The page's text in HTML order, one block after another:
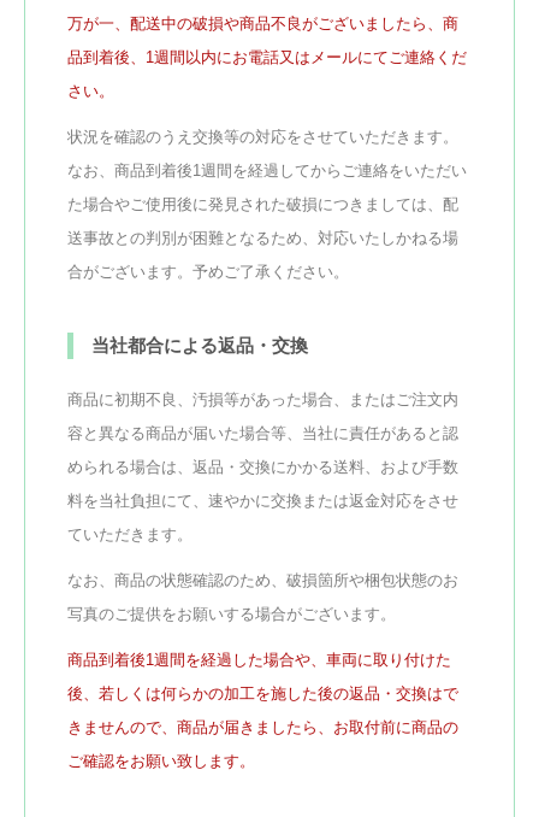
万が一、配送中の破損や商品不良がございましたら、商
品到着後、1週間以内にお電話又はメールにてご連絡くだ
さい。
状況を確認のうえ交換等の対応をさせていただきます。
なお、商品到着後1週間を経過してからご連絡をいただい
た場合やご使用後に発見された破損につきましては、配
送事故との判別が困難となるため、対応いたしかねる場
合がございます。予めご了承ください。
当社都合による返品・交換
商品に初期不良、汚損等があった場合、またはご注文内
容と異なる商品が届いた場合等、当社に責任があると認
められる場合は、返品・交換にかかる送料、および手数
料を当社負担にて、速やかに交換または返金対応をさせ
ていただきます。
なお、商品の状態確認のため、破損箇所や梱包状態のお
写真のご提供をお願いする場合がございます。
商品到着後1週間を経過した場合や、車両に取り付けた
後、若しくは何らかの加工を施した後の返品・交換はで
きませんので、商品が届きましたら、お取付前に商品の
ご確認をお願い致します。